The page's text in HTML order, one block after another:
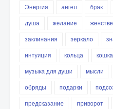
Энергия
ангел брак
душа
желание
заклинания
зеркало
интуиция
кольца кошка
музыка для души
мысли
обряды
подарки
предсказание
приворот